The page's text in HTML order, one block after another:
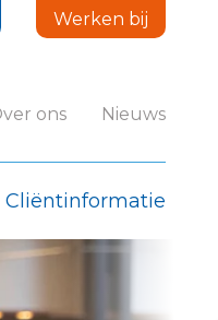
Werken bij
ons Nieuws
Cliëntinformatie